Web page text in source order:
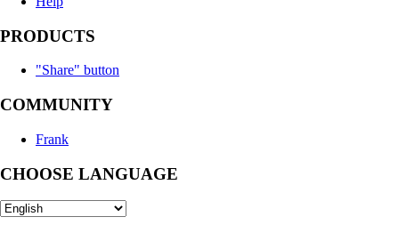
PRODUCTS
"Share" button
COMMUNITY
Frank
CHOOSE LANGUAGE